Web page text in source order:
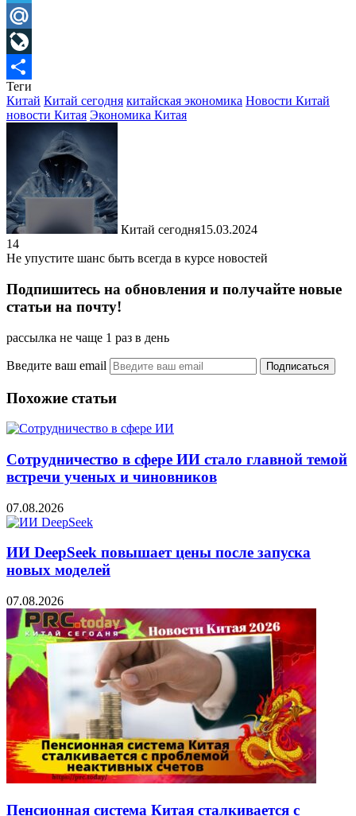
Telegram
Mail.Ru
LiveJournal
Отправить
Теги
Китай Китай сегодня китайская экономика Новости Китай
новости Китая Экономика Китая
Китай сегодня15.03.2024
14
Не упустите шанс быть всегда в курсе новостей
Подпишитесь на обновления и получайте новые
статьи на почту!
рассылка не чаще 1 раз в день
Введите ваш email
Похожие статьи
Сотрудничество в сфере ИИ стало главной темой
встречи ученых и чиновников
07.08.2026
ИИ DeepSeek повышает цены после запуска
новых моделей
07.08.2026
Пенсионная система Китая сталкивается с